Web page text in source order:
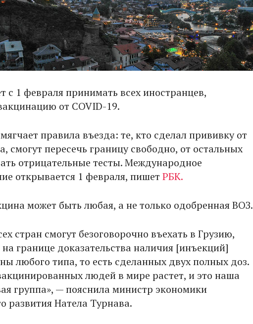
с 1 февраля принимать всех иностранцев,
от COVID-19.
правила въезда: те, кто сделал прививку от
смогут пересечь границу свободно, от остальных
отрицательные тесты. Международное
открывается 1 февраля, пишет РБК.
может быть любая, а не только одобренная ВОЗ.
стран смогут безоговорочно въехать в Грузию,
границе доказательства наличия [инъекций]
любого типа, то есть сделанных двух полных доз.
людей в мире растет, и это наша
группа», — пояснила министр экономики
развития Натела Турнава.